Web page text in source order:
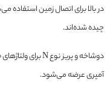
در بالا برای اتصال زمین
چیده شده‌اند.
آمپری عرضه می‌شود.